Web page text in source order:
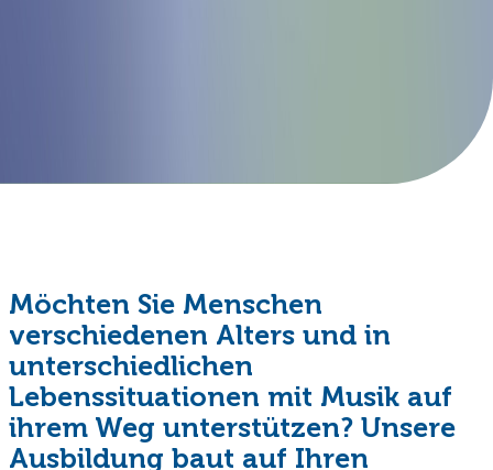
Möchten Sie Menschen
verschiedenen Alters und in
unterschiedlichen
Lebenssituationen mit Musik auf
ihrem Weg unterstützen? Unsere
Ausbildung baut auf Ihren